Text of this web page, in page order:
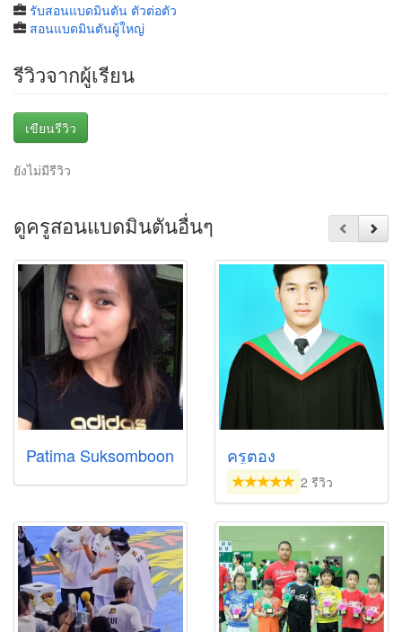
รับสอนแบดมินตัน ตัวต่อตัว
สอนแบดมินตันผู้ใหญ่
รีวิวจากผู้เรียน
เขียนรีวิว
ยังไม่มีรีวิว
ดูครูสอนแบดมินตันอื่นๆ
Patima Suksomboon ครูตอง
2 รีวิว